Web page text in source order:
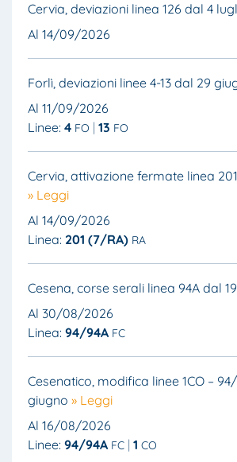
Cervia, deviazioni linea 126 dal 4
Al 14/09/2026
Forlì, deviazioni linee 4-13 dal 29
Al 11/09/2026
Linee: 4 FO 13 FO
Cervia, attivazione fermate linea
» Leggi
Al 14/09/2026
Linea: 201 (7/RA) RA
Cesena, corse serali linea 94A dal
Al 30/08/2026
Linea: 94/94A FC
Cesenatico, modifica linee 1CO –
giugno » Leggi
Al 16/08/2026
Linee: 94/94A FC 1 CO